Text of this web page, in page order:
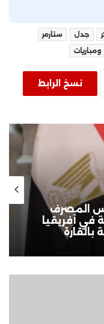
جدل
ستارمر
ومباريات
نسخ الرابط
المصرف
في أفريقيا
بالقارة